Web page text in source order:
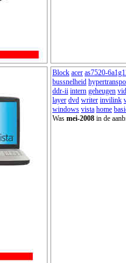
Block acer as7520-
bussnelheid
ddr-ii intern geheugen
layer dvd writer invilink
windows vista home
Was mei-2008 in de